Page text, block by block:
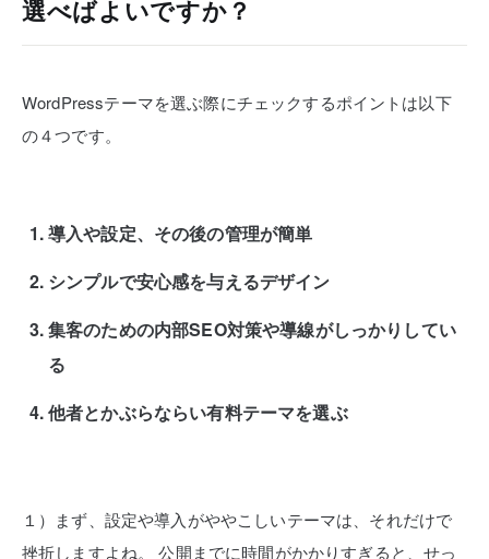
選べばよいですか？
WordPressテーマを選ぶ際にチェックするポイントは以下
の４つです。
導入や設定、その後の管理が簡単
シンプルで安心感を与えるデザイン
集客のための内部SEO対策や導線がしっかりしてい
る
他者とかぶらならい有料テーマを選ぶ
１）まず、設定や導入がややこしいテーマは、それだけで
挫折しますよね。
公開までに時間がかかりすぎると、せっ